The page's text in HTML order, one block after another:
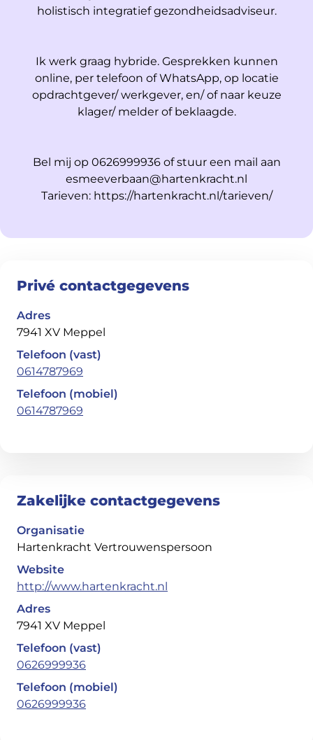
holistisch integratief gezondheidsadviseur.
Ik werk graag hybride. Gesprekken kunnen
online, per telefoon of WhatsApp, op locatie
opdrachtgever/ werkgever, en/ of naar keuze
klager/ melder of beklaagde.
Bel mij op 0626999936 of stuur een mail aan
esmeeverbaan@hartenkracht.nl
Tarieven: https://hartenkracht.nl/tarieven/
Privé contactgegevens
Adres
7941 XV Meppel
Telefoon (vast)
0614787969
Telefoon (mobiel)
0614787969
Zakelijke contactgegevens
Organisatie
Hartenkracht Vertrouwenspersoon
Website
http://www.hartenkracht.nl
Adres
7941 XV Meppel
Telefoon (vast)
0626999936
Telefoon (mobiel)
0626999936